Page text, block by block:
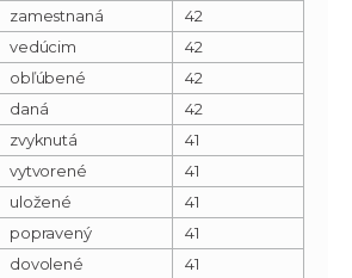
zamestnaná
42
vedúcim
42
obľúbené
42
daná
42
zvyknutá
41
vytvorené
41
uložené
41
popravený
41
dovolené
41